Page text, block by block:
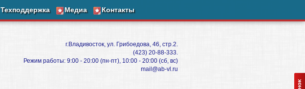
Техподдержка Медиа Контакты
г.Владивосток, ул. Грибоедова, 46, стр.2.
(423) 20-88-333.
Режим работы: 9:00 - 20:00 (пн-пт), 10:00 - 20:00 (сб, вс)
mail@ab-vl.ru